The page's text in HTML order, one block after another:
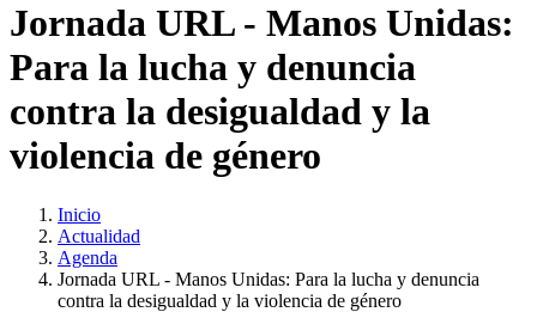
Jornada URL - Manos Unidas:
Para la lucha y denuncia
contra la desigualdad y la
violencia de género
Inicio
Actualidad
Agenda
Jornada URL - Manos Unidas: Para la lucha y denuncia
contra la desigualdad y la violencia de género